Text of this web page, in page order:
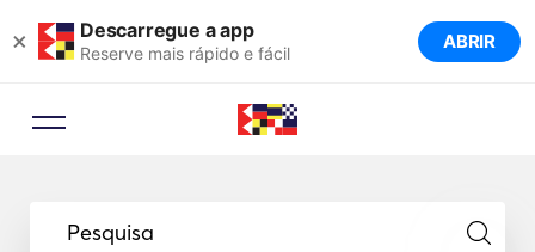
× Descarregue a app
Reserve mais rápido e fácil ABRIR
Pesquisa